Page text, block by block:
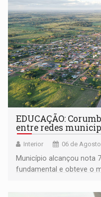
EDUCAÇÃO:
entre redes
Interior 06 de
Município alcançou nota
fundamental e obteve o